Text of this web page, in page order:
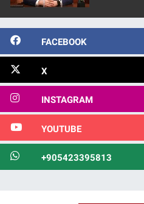
FACEBOOK
X
INSTAGRAM
YOUTUBE
+905423395813